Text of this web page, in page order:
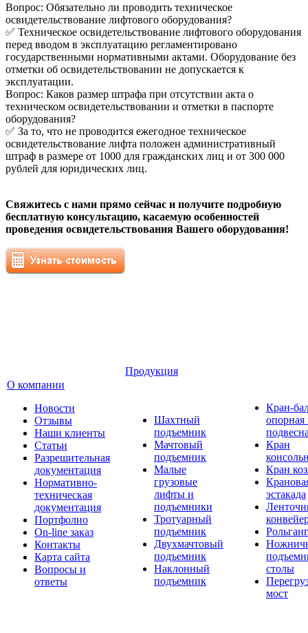
Вопрос: Обязательно ли проводить техническое
освидетельствование лифтового оборудования?
✅ Техническое освидетельствование лифтового оборудования
перед вводом в эксплуатацию регламентировано
государственными нормативными актами. Оборудование без
отметки об освидетельствовании не допускается к
эксплуатации.
Вопрос: Каков размер штрафа при отсутствии акта о
техническом освидетельствовании и отметки в паспорте
оборудования?
✅ За то, что не проводится ежегодное техническое
освидетельствование лифта положен административный
штраф в размере от 1000 для гражданских лиц и от 300 000
рублей для юридических лиц.
Свяжитесь с нами прямо сейчас и получите подробную
бесплатную консультацию, касаемую особенностей
проведения освидетельствования Вашего оборудования!
О компании
Новости
Отзывы
Наши клиенты
Статьи
Разрешительная
документация
Нормативно-
техническая
документация
Портфолио
On-line заказ
Контакты
Карта сайта
Вопросы и
ответы
Продукция
Шахтный
подъемник
Мачтовый
подъемник
Малые
грузовые
лифты и
подъемники
Тротуарный
подъемник
Двухмачтовый
подъемник
Наклонный
подъемник
Кран-
опорная
Кран
Кран
эстакада
столы
мост